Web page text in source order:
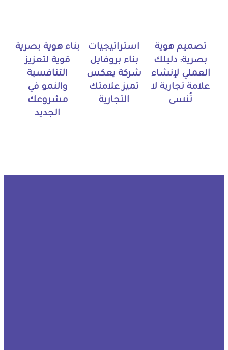
تصميم هوية
بصرية: دليلك
العملي لإنشاء
علامة تجارية لا
تُنسى
استراتيجيات
بناء بروفايل
شركة يعكس
تميز علامتك
التجارية
بناء هوية بصرية
قوية لتعزيز
التنافسية
والنمو في
مشروعك
الجديد